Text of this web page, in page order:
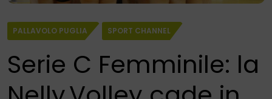
PALLAVOLO PUGLIA SPORT CHANNEL
Serie C Femminile: la